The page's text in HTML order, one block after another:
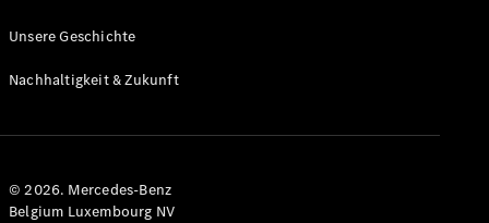
Förderungen
Allradantrieb
Assistenz- und
Unsere Geschichte
Nachhaltigkeit & Zukunft
© 2026. Mercedes-Benz
Belgium Luxembourg NV